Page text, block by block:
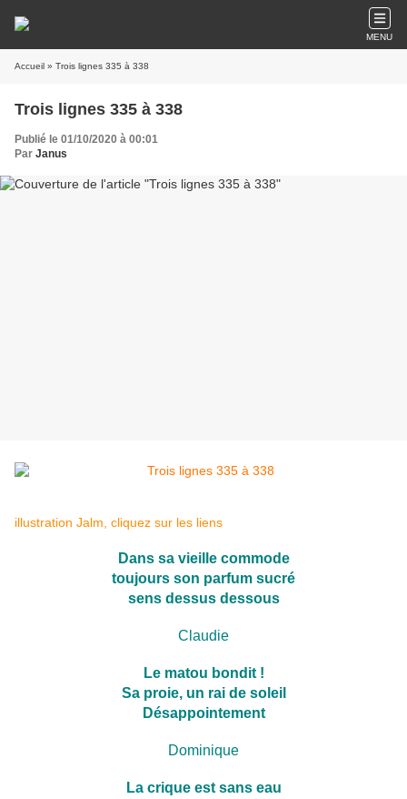
MENU
Accueil » Trois lignes 335 à 338
Trois lignes 335 à 338
Publié le 01/10/2020 à 00:01
Par Janus
illustration Jalm, cliquez sur les liens
Dans sa vieille commode
toujours son parfum sucré
sens dessus dessous
Claudie
Le matou bondit !
Sa proie, un rai de soleil
Désappointement
Dominique
La crique est sans eau